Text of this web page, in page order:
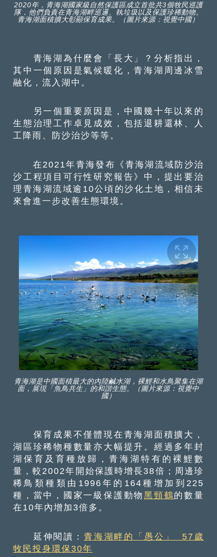
2020年，青海湖國家級自然保護區成立首批共3個牧民巡護
隊，他們負責在青海湖畔巡邏、執垃圾以及保護珍稀動物。
青海湖面積擴大彰顯保育成果。（圖片來源：視覺中國）
青海湖為什麼會「長大」？分析指出，
其中一個原因是氣候暖化，青海湖周邊冰雪
融化，流入湖中。
另一個重要原因是，中國幾十年以來的
生態治理工作卓見成效，包括退耕還林、人
工降雨、防沙治沙等等。
在2021年青海發布《青海湖流域防沙治
沙工程項目可行性研究報告》中，提出要治
理青海湖流域逾10公頃的沙化土地，相信未
來會進一步改善生態環境。
青海湖是中國面積最大的內陸鹹水湖，裸鯉和水鳥聚集在湖
面，展現「魚鳥共生」的和諧生態。（圖片來源：視覺中
國）
保育成果不僅體現在青海湖面積擴大，
湖區珍稀物種數量亦大幅提升。經過多年封
湖保育及育種放歸，青海湖特有的裸鯉數
量，較2002年開始保護時增長38倍；周邊珍
稀鳥類種類由1996年的164種增加到225
種，當中，國家一級保護動物黑頸鶴的數量
在10年內增加3倍多。
延伸閱讀： 青海湖畔的「愚公」 57歲
牧民投身環保30年